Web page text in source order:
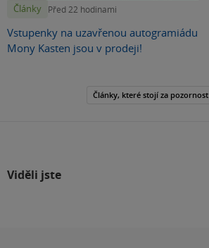
Články Před 22 hodinami
Vstupenky na uzavřenou autogramiádu
Mony Kasten jsou v prodeji!
Články, které stojí za pozornost
Viděli jste